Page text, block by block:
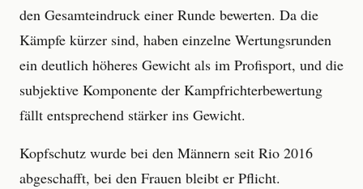
den Gesamteindruck einer Runde bewerten. Da die
Kämpfe kürzer sind, haben einzelne Wertungsrunden
ein deutlich höheres Gewicht als im Profisport, und die
subjektive Komponente der Kampfrichterbewertung
fällt entsprechend stärker ins Gewicht.
Kopfschutz wurde bei den Männern seit Rio 2016
abgeschafft, bei den Frauen bleibt er Pflicht.